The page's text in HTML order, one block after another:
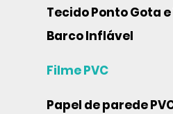
Tecido Ponto Gota
Barco Inflável
Filme PVC
Papel de parede